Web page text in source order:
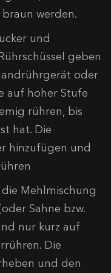
werden.
und
geben
oder
auf hoher Stufe
rühren, bis
hat. Die
hinzufügen und
Mehlmischung
Sahne bzw.
nur kurz auf
Die
und den